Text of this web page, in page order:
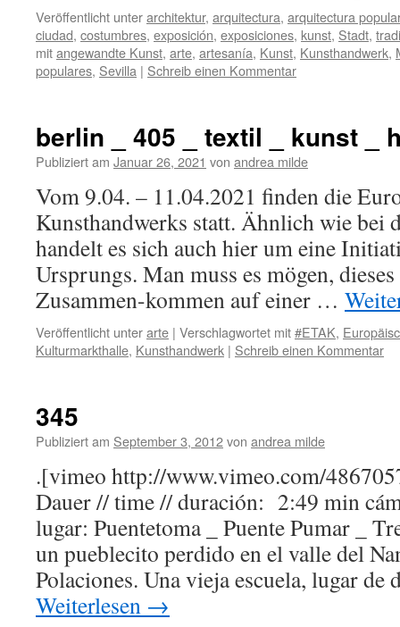
Veröffentlicht unterarchitektur, arquitectura, arquitectura popular
ciudad, costumbres, exposición, exposiciones, kunst, Stadt,
mitangewandte Kunst, arte, artesanía, Kunst, Kunsthandwerk,
populares, Sevilla | Schreib einen Kommentar
berlin _ 405 _ textil _ kunst _
Publiziert am Januar 26, 2021 von andrea milde
Vom 9.04. – 11.04.2021 finden die
Kunsthandwerks statt. Ähnlich wie bei
handelt es sich auch hier um eine
Ursprungs. Man muss es mögen,
Zusammen-kommen auf einer …
Veröffentlicht unterarte | Verschlagwortet mit#ETAK,
Kulturmarkthalle, Kunsthandwerk | Schreib einen Kommentar
345
Publiziert am September 3, 2012von andrea milde
.[vimeo http://www.vimeo.com/
Dauer // time // duración: 2:49 min
lugar: Puentetoma _ Puente Pumar _
un pueblecito perdido en el valle del
Polaciones. Una vieja escuela, lugar
Weiterlesen →